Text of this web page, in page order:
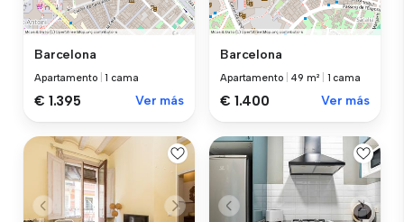
Barcelona
Apartamento |1 cama
€ 1.395 Ver más
Barcelona
Apartamento 49 m² 1 cama
€ 1.400 Ver más